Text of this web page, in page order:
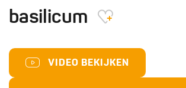
basilicum
VIDEO BEKIJKEN